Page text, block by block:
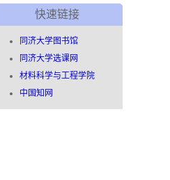
快速链接
同济大学图书馆
同济大学选课网
材料科学与工程学院
中国知网